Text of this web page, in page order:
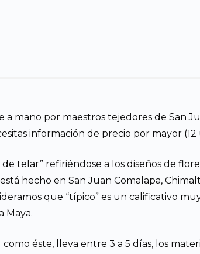
mano por maestros tejedores de San
información de precio por mayor
telar” refiriéndose a los diseños de
hecho en San Juan Comalapa,
que “típico” es un calificativo
Maya.
éste, lleva entre 3 a 5 días, los